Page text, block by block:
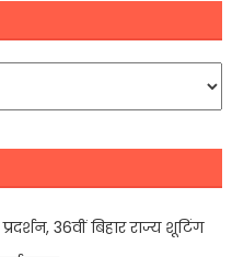
36वीं बिहार राज्य शूटिंग